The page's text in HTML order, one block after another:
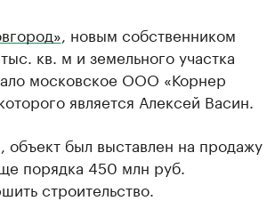
, новым собственником
кв. м и земельного участка
московское ООО «Корнер
является Алексей Васин.
был выставлен на продажу
порядка 450 млн руб.
строительство.